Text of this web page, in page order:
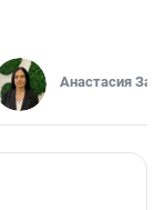
Анастасия